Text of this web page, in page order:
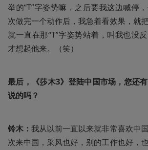
举的“T”字姿势嘛，之后要我这边喊停
次做完一个动作后，我急着看效果，就
就一直在那“T”字姿势站着，叫我也没
才想起他来。（笑）
最后，《莎木3》登陆中国市场，您还
说的吗？
铃木：我从以前一直以来就非常喜欢中
次来中国，采风也好，别的工作也好，